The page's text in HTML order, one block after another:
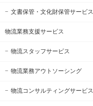
文書保管・文化財保管サービス
物流業務支援サービス
物流スタッフサービス
物流業務アウトソーシング
物流コンサルティングサービス